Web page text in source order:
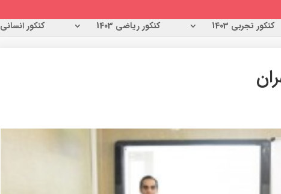
کنکور تجربی 1403 کنکور ریاضی 1403 کنکور انسانی 1403